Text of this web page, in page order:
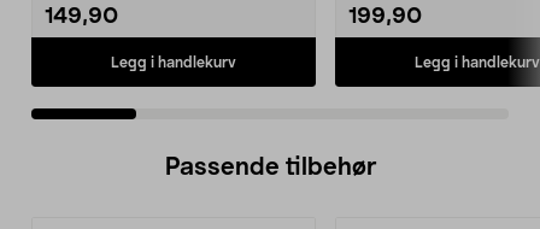
149,90
Legg i handlekurv
199,90
Legg i handlekurv
Passende tilbehør